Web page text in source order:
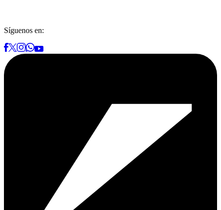
Síguenos en: